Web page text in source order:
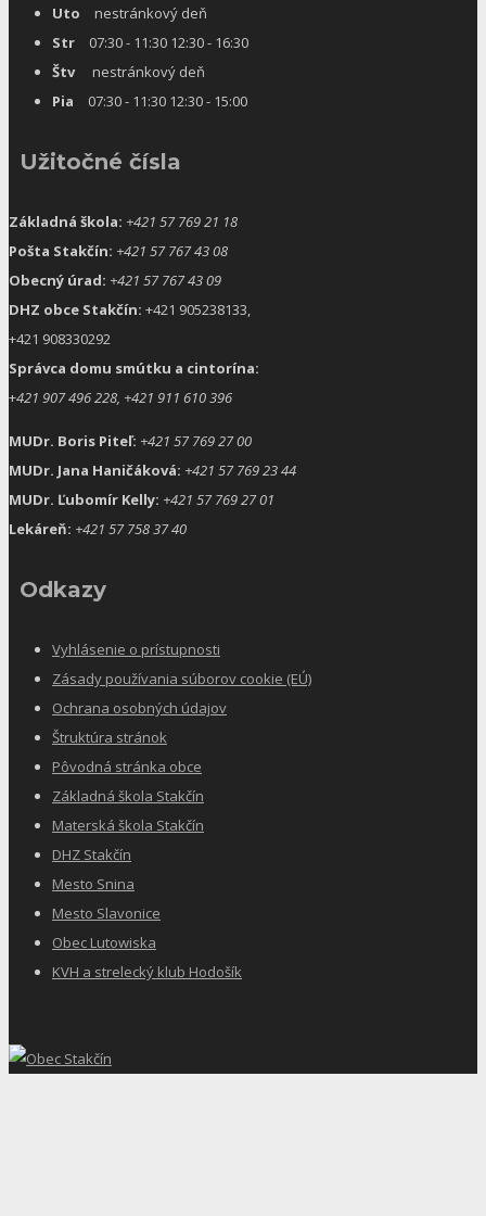
Uto nestránkový deň
Str 07:30 - 11:30 12:30 - 16:30
Štvnestránkový deň
Pia 07:30 - 11:30 12:30 - 15:00
Užitočné čísla
Základná škola: +421 57 769 21 18
Pošta Stakčín: +421 57 767 43 08
Obecný úrad: +421 57 767 43 09
DHZ obce Stakčín: +421 905238133,
+421 908330292
Správca domu smútku a cintorína:
+421 907 496 228, +421 911 610 396
MUDr. Boris Piteľ: +421 57 769 27 00
MUDr. Jana Haničáková: +421 57 769 23 44
MUDr. Ľubomír Kelly: +421 57 769 27 01
Lekáreň: +421 57 758 37 40
Odkazy
Vyhlásenie o prístupnosti
Zásady používania súborov cookie (EÚ)
Ochrana osobných údajov
Štruktúra stránok
Pôvodná stránka obce
Základná škola Stakčín
Materská škola Stakčín
DHZ Stakčín
Mesto Snina
Mesto Slavonice
Obec Lutowiska
KVH a strelecký klub Hodošík